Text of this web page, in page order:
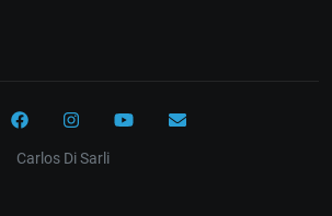
Carlos Di Sarli